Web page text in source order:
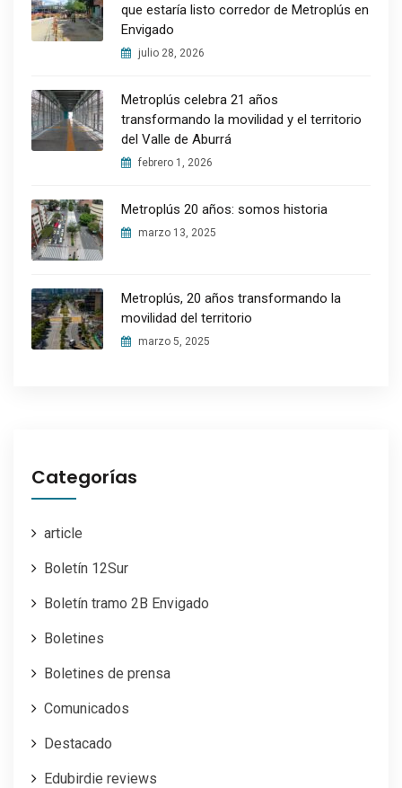
que estaría listo corredor de Metroplús en
Envigado
julio 28, 2026
Metroplús celebra 21 años
transformando la movilidad y el territorio
del Valle de Aburrá
febrero 1, 2026
Metroplús 20 años: somos historia
marzo 13, 2025
Metroplús, 20 años transformando la
movilidad del territorio
marzo 5, 2025
Categorías
article
Boletín 12Sur
Boletín tramo 2B Envigado
Boletines
Boletines de prensa
Comunicados
Destacado
Edubirdie reviews